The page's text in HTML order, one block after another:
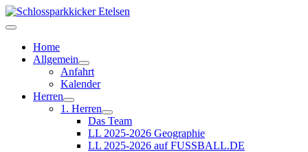
Home
Allgemein
Anfahrt
Kalender
Herren
1. Herren
Das Team
LL 2025-2026 Geographie
LL 2025-2026 auf FUSSBALL.DE